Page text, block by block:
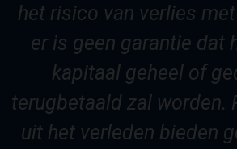
het risico van verlies
er is geen garantie dat
kapitaal geheel of
terugbetaald zal worden.
uit het verleden bieden